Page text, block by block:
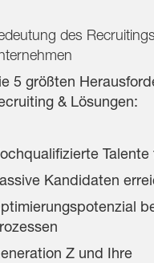
des
5 größten
& Lösungen:
Talente
Kandidaten
Z und Ihre